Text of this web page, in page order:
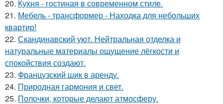
20. Кухня - гостиная в современном стиле.
21. Мебель - трансформер - Находка для небольших
квартир!
22. Скандинавский уют. Нейтральная отделка и
натуральные материалы ощущение лёгкости и
спокойствия создают.
23. Французский шик в аренду.
24. Природная гармония и свет.
25. Полочки, которые делают атмосферу.